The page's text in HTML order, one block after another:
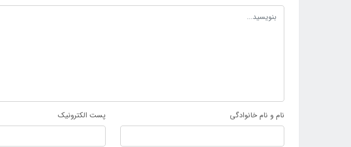
نام و نام خانوادگی پست الکترونیک